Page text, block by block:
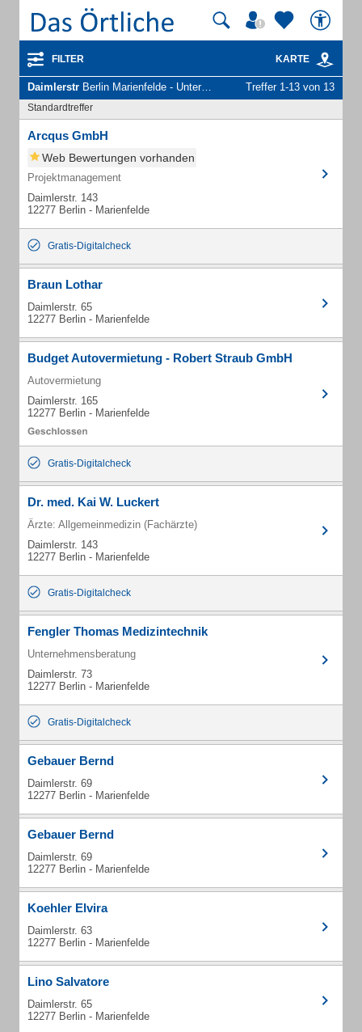
FILTER KARTE
Daimlerstr Berlin Marienfelde - Unternehmen und Personen Treffer 1-13 von 13
Standardtreffer
Arcqus GmbH
Web Bewertungen vorhanden
Projektmanagement
Daimlerstr. 143
12277 Berlin - Marienfelde
Gratis-Digitalcheck
Braun Lothar
Daimlerstr. 65
12277 Berlin - Marienfelde
Budget Autovermietung - Robert Straub GmbH
Autovermietung
Daimlerstr. 165
12277 Berlin - Marienfelde
Gratis-Digitalcheck
Dr. med. Kai W. Luckert
Ärzte: Allgemeinmedizin (Fachärzte)
Daimlerstr. 143
12277 Berlin - Marienfelde
Gratis-Digitalcheck
Fengler Thomas Medizintechnik
Unternehmensberatung
Daimlerstr. 73
12277 Berlin - Marienfelde
Gratis-Digitalcheck
Gebauer Bernd
Daimlerstr. 69
12277 Berlin - Marienfelde
Gebauer Bernd
Daimlerstr. 69
12277 Berlin - Marienfelde
Koehler Elvira
Daimlerstr. 63
12277 Berlin - Marienfelde
Lino Salvatore
Daimlerstr. 65
12277 Berlin - Marienfelde